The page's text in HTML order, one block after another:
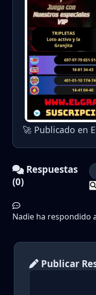
🚀 Publicado en
Respuestas
(0)
Nadie ha respondido
Publicar